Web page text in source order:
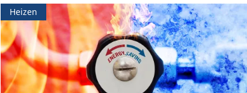
Wohnen & Recht
Heizen